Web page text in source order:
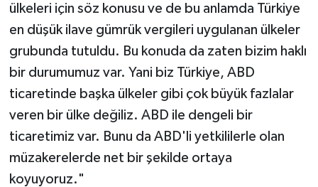
ülkeleri için söz konusu ve de bu anlamda Türkiye
en düşük ilave gümrük vergileri uygulanan ülkeler
grubunda tutuldu. Bu konuda da zaten bizim haklı
bir durumumuz var. Yani biz Türkiye, ABD
ticaretinde başka ülkeler gibi çok büyük fazlalar
veren bir ülke değiliz. ABD ile dengeli bir
ticaretimiz var. Bunu da ABD'li yetkililerle olan
müzakerelerde net bir şekilde ortaya
koyuyoruz."